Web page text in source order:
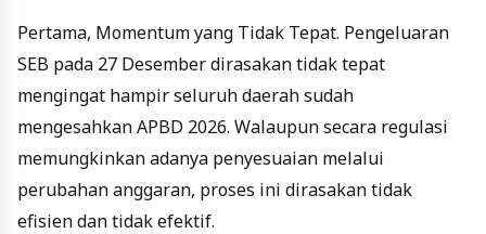
Pertama, Momentum yang Tidak Tepat. Pengeluaran
SEB pada 27 Desember dirasakan tidak tepat
mengingat hampir seluruh daerah sudah
mengesahkan APBD 2026. Walaupun secara regulasi
memungkinkan adanya penyesuaian melalui
perubahan anggaran, proses ini dirasakan tidak
efisien dan tidak efektif.